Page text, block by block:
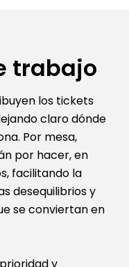
trabajo
los tickets
claro dónde
Por mesa,
por hacer, en
facilitando la
desequilibrios y
se conviertan en